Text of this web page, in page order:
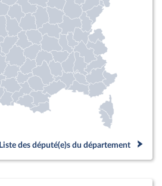
Liste des député(e)s du département